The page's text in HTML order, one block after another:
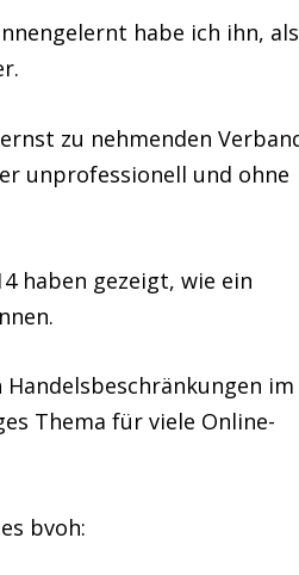
habe ich ihn, als
zu nehmenden
unprofessionell und ohne
haben gezeigt, wie ein
Handelsbeschränkungen im
Thema für viele Online-
bvoh: